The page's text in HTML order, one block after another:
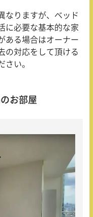
なりますが、ベッド
に必要な基本的な家
ある場合はオーナー
の対応をして頂ける
さい。
お部屋